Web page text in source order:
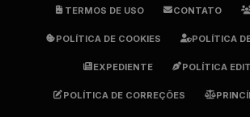
TERMOS DE USO CONTATO
POLÍTICA DE COOKIES POLÍTICA
EXPEDIENTE POLÍTICA
POLÍTICA DE CORREÇÕES